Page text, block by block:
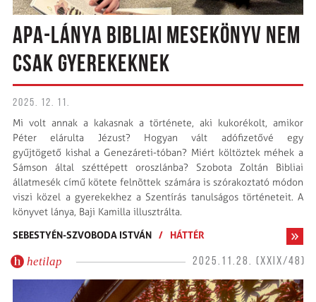
APA-LÁNYA BIBLIAI MESEKÖNYV NEM
CSAK GYEREKEKNEK
2025. 12. 11.
Mi volt annak a kakasnak a története, aki kukorékolt, amikor
Péter elárulta Jézust? Hogyan vált adófizetővé egy
gyűjtögető kishal a Genezáreti-tóban? Miért költöztek méhek a
Sámson által széttépett oroszlánba? Szobota Zoltán Bibliai
állatmesék című kötete felnõttek számára is szórakoztató módon
viszi közel a gyerekekhez a Szentírás tanulságos történeteit. A
könyvet lánya, Baji Kamilla illusztrálta.
SEBESTYÉN-SZVOBODA ISTVÁN / HÁTTÉR
hetilap 2025.11.28. (XXIX/48)